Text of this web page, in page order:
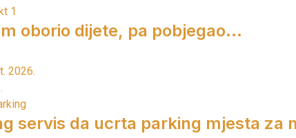
oborio dijete, pa pobjegao...
2026.
servis da ucrta parking mjesta za